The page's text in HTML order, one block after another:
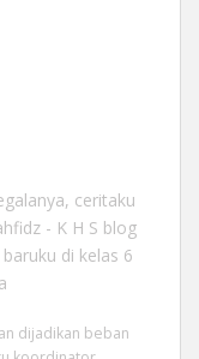
ceritaku
- K H S blog
di kelas 6
dijadikan beban